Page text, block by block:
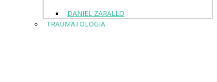
DANIEL ZARALLO
TRAUMATOLOGIA